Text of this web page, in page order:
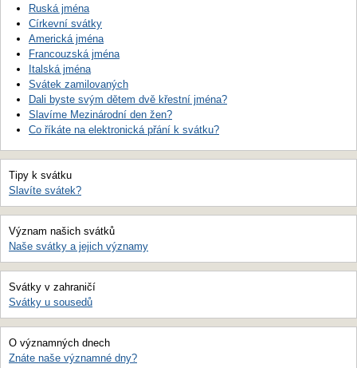
Ruská jména
Církevní svátky
Americká jména
Francouzská jména
Italská jména
Svátek zamilovaných
Dali byste svým dětem dvě křestní jména?
Slavíme Mezinárodní den žen?
Co říkáte na elektronická přání k svátku?
Tipy k svátku
Slavíte svátek?
Význam našich svátků
Naše svátky a jejich významy
Svátky v zahraničí
Svátky u sousedů
O významných dnech
Znáte naše významné dny?